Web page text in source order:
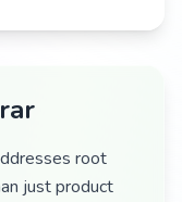
root
just product